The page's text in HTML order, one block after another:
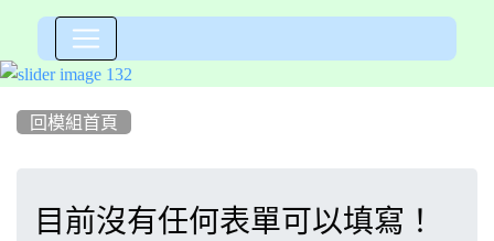
回模組首頁
目前沒有任何表單可以填寫！